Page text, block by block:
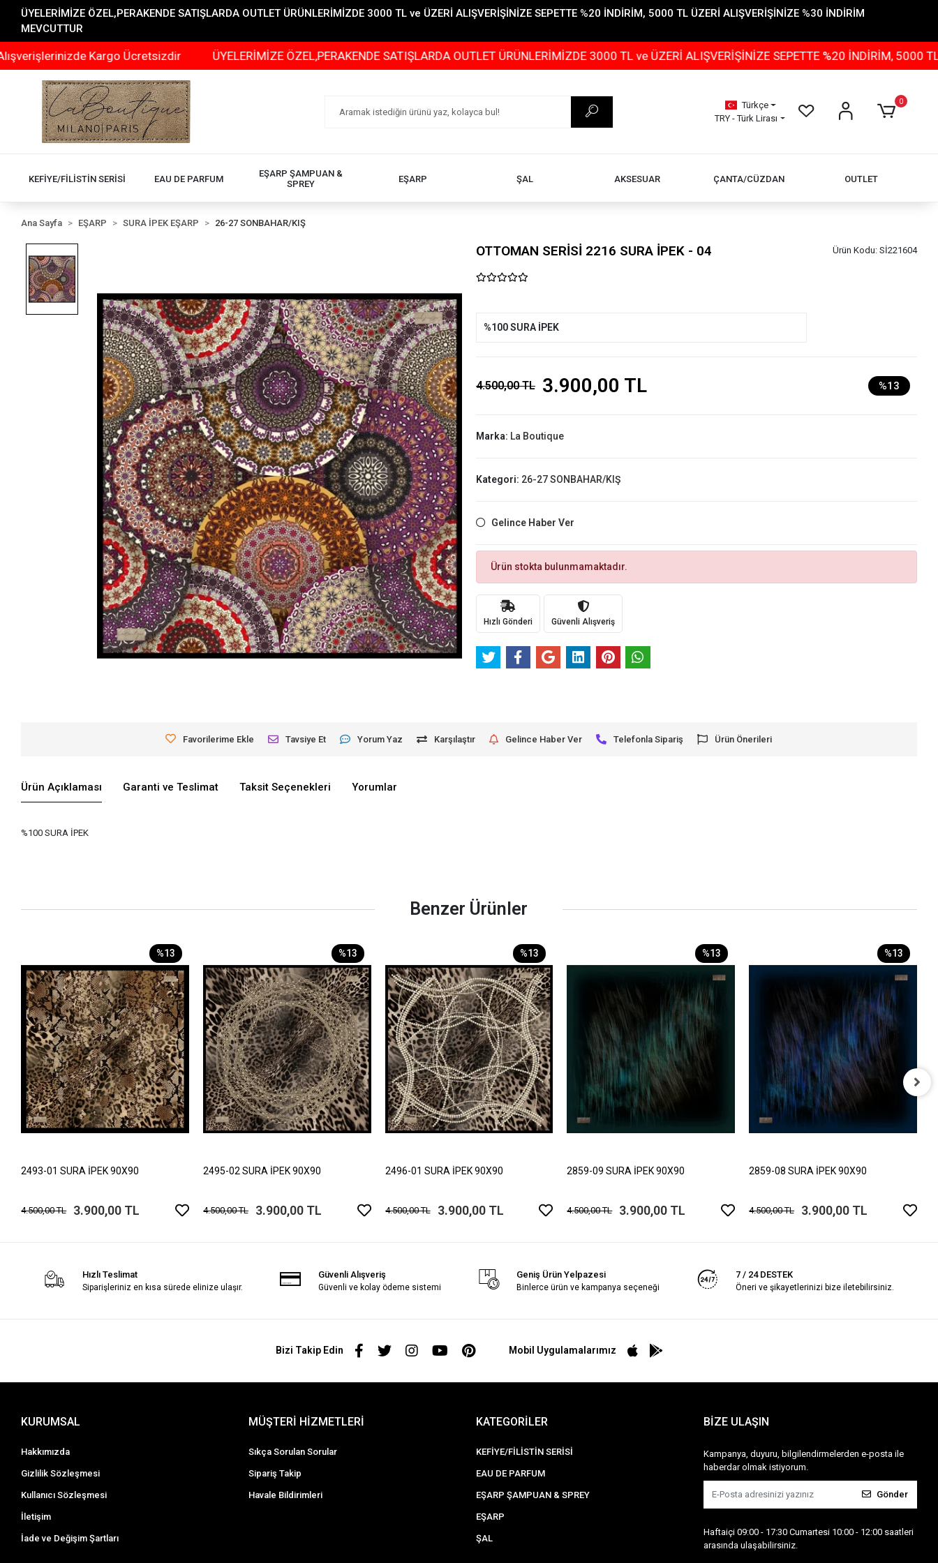
ÜYELERİMİZE ÖZEL,PERAKENDE SATIŞLARDA OUTLET ÜRÜNLERİMİZDE 3000 TL ve ÜZERİ ALIŞVERİŞİNİZE SEPETTE %20 İNDİRİM, 5000 TL ÜZERİ ALIŞVERİŞİNİZE %30 İNDİRİM
MEVCUTTUR
Kargo Ücretsizdir ÜYELERİMİZE ÖZEL,PERAKENDE SATIŞLARDA OUTLET ÜRÜNLERİMİZDE 3000 TL ve ÜZERİ ALIŞVERİŞİNİZE SEPETTE %20 İNDİRİM, 5000 TL
Türkçe
TRY - Türk Lirası
0
KEFİYE/FİLİSTİN SERİSİ EAU DE PARFUM
EŞARP ŞAMPUAN &
SPREY
EŞARP ŞAL AKSESUAR ÇANTA/CÜZDAN OUTLET
Ana Sayfa EŞARP SURA İPEK EŞARP 26-27 SONBAHAR/KIŞ
OTTOMAN SERİSİ 2216 SURA İPEK - 04 Ürün Kodu: Sİ221604
%100 SURA İPEK
4.500,00 TL 3.900,00 TL %13
Marka: La Boutique
Kategori: 26-27 SONBAHAR/KIŞ
Gelince Haber Ver
Ürün stokta bulunmamaktadır.
Hızlı Gönderi Güvenli Alışveriş
Favorilerime Ekle Tavsiye Et Yorum Yaz Karşılaştır Gelince Haber Ver Telefonla Sipariş Ürün Önerileri
Ürün Açıklaması Garanti ve Teslimat Taksit Seçenekleri Yorumlar
%100 SURA İPEK
Benzer Ürünler
%13
2493-01 SURA İPEK 90X90
4.500,00 TL 3.900,00 TL
%13
2495-02 SURA İPEK 90X90
4.500,00 TL 3.900,00 TL
%13
2496-01 SURA İPEK 90X90
4.500,00 TL 3.900,00 TL
%13
2859-09 SURA İPEK 90X90
4.500,00 TL 3.900,00 TL
%13
2859-08 SURA İPEK 90X90
4.500,00 TL 3.900,00 TL
Hızlı Teslimat
Siparişleriniz en kısa sürede elinize ulaşır.
Güvenli Alışveriş
Güvenli ve kolay ödeme sistemi
Geniş Ürün Yelpazesi
Binlerce ürün ve kampanya seçeneği
7 / 24 DESTEK
Öneri ve şikayetlerinizi bize iletebilirsiniz.
Bizi Takip Edin Mobil Uygulamalarımız
KURUMSAL
Hakkımızda
Gizlilik Sözleşmesi
Kullanıcı Sözleşmesi
İletişim
İade ve Değişim Şartları
MÜŞTERİ HİZMETLERİ
Sıkça Sorulan Sorular
Sipariş Takip
Havale Bildirimleri
KATEGORİLER
KEFİYE/FİLİSTİN SERİSİ
EAU DE PARFUM
EŞARP ŞAMPUAN & SPREY
EŞARP
ŞAL
BİZE ULAŞIN
Kampanya, duyuru, bilgilendirmelerden e-posta ile
haberdar olmak istiyorum.
Gönder
Haftaiçi 09:00 - 17:30 Cumartesi 10:00 - 12:00 saatleri
arasında ulaşabilirsiniz.